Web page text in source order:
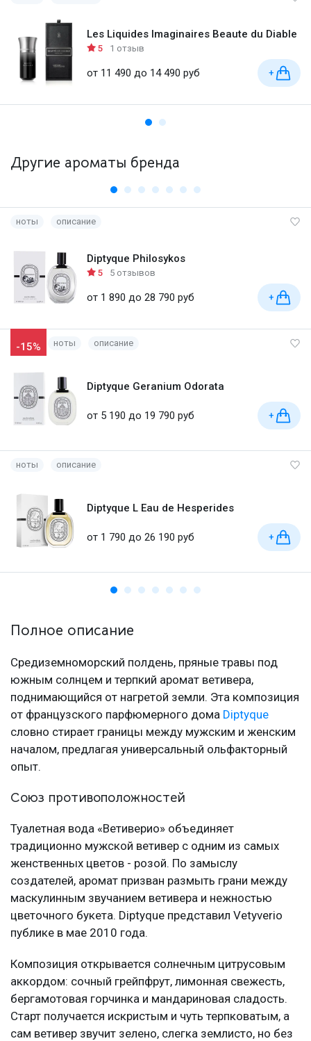
Les Liquides Imaginaires Beaute du Diable
5 1 отзыв
от 11 490 до 14 490 руб +
Другие ароматы бренда
ноты описание
Diptyque Philosykos
5 5 отзывов
от 1 890 до 28 790 руб +
-15% ноты описание
Diptyque Geranium Odorata
от 5 190 до 19 790 руб +
ноты описание
Diptyque L Eau de Hesperides
от 1 790 до 26 190 руб +
Полное описание
Средиземноморский полдень, пряные травы под
южным солнцем и терпкий аромат ветивера,
поднимающийся от нагретой земли. Эта композиция
от французского парфюмерного дома Diptyque
словно стирает границы между мужским и женским
началом, предлагая универсальный ольфакторный
опыт.
Союз противоположностей
Туалетная вода «Ветиверио» объединяет
традиционно мужской ветивер с одним из самых
женственных цветов - розой. По замыслу
создателей, аромат призван размыть грани между
маскулинным звучанием ветивера и нежностью
цветочного букета. Diptyque представил Vetyverio
публике в мае 2010 года.
Композиция открывается солнечным цитрусовым
аккордом: сочный грейпфрут, лимонная свежесть,
бергамотовая горчинка и мандариновая сладость.
Старт получается искристым и чуть терпковатым, а
сам ветивер звучит зелено, слегка землисто, но без